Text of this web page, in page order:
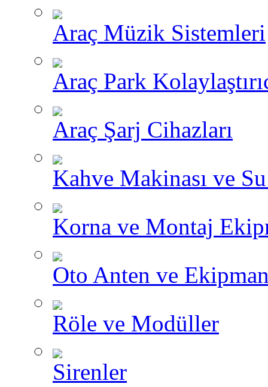
Araç Müzik Sistemleri
Araç Park
Araç Şarj Cihazları
Kahve Makinası ve Su
Korna ve Montaj
Oto Anten ve
Röle ve Modüller
Sirenler